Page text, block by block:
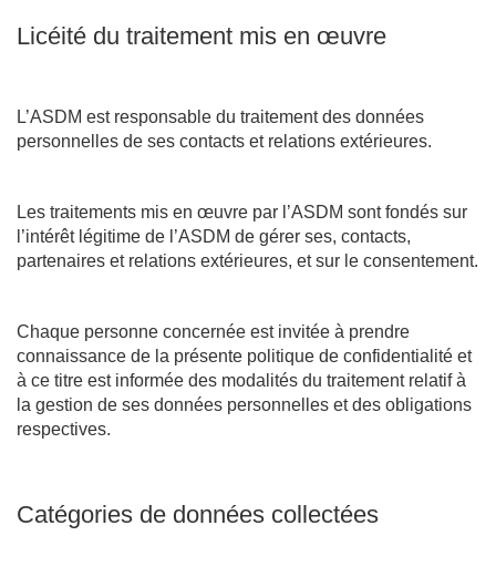
Licéité du traitement mis en œuvre
L’ASDM est responsable du traitement des données
personnelles de ses contacts et relations extérieures.
Les traitements mis en œuvre par l’ASDM sont fondés sur
l’intérêt légitime de l’ASDM de gérer ses, contacts,
partenaires et relations extérieures, et sur le consentement.
Chaque personne concernée est invitée à prendre
connaissance de la présente politique de confidentialité et
à ce titre est informée des modalités du traitement relatif à
la gestion de ses données personnelles et des obligations
respectives.
Catégories de données collectées